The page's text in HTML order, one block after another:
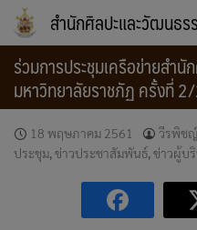
Skip
สำนักศิลปะและวัฒนธร
ร่วมการประชุมเครือข่ายสำ
มหาวิทยาลัยราชภัฏ ครั้งที่
18 พฤษภาคม 2561 วีรพิช
ประชุม, ข่าวประชาสัมพันธ์, ข่าวผู้บ